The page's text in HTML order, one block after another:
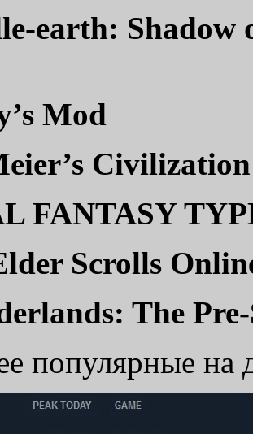
earth: Shadow
Mod
FANTASY
Scrolls
The Pre-
популярные на